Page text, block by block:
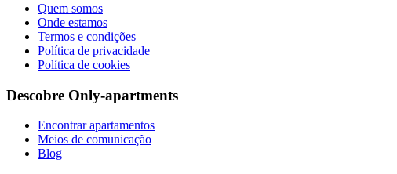
Quem somos
Onde estamos
Termos e condições
Política de privacidade
Política de cookies
Descobre Only-apartments
Encontrar apartamentos
Meios de comunicação
Blog